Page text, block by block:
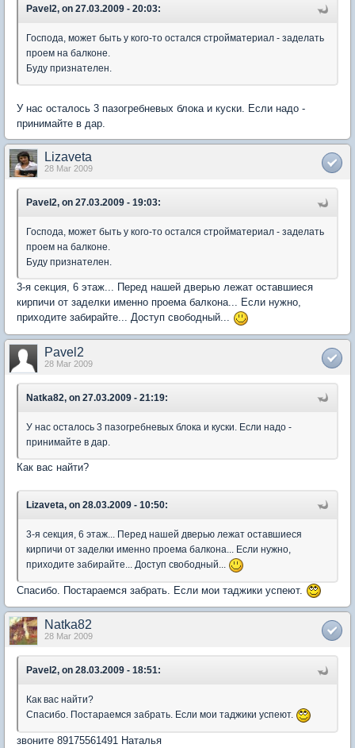
Pavel2, on 27.03.2009 - 20:03:
Господа, может быть у кого-то остался стройматериал - заделать
проем на балконе.
Буду признателен.
У нас осталось 3 пазогребневых блока и куски. Если надо -
принимайте в дар.
Lizaveta
28 Mar 2009
Pavel2, on 27.03.2009 - 19:03:
Господа, может быть у кого-то остался стройматериал - заделать
проем на балконе.
Буду признателен.
3-я секция, 6 этаж... Перед нашей дверью лежат оставшиеся
кирпичи от заделки именно проема балкона... Если нужно,
приходите забирайте... Доступ свободный...
Pavel2
28 Mar 2009
Natka82, on 27.03.2009 - 21:19:
У нас осталось 3 пазогребневых блока и куски. Если надо -
принимайте в дар.
Как вас найти?
Lizaveta, on 28.03.2009 - 10:50:
3-я секция, 6 этаж... Перед нашей дверью лежат оставшиеся
кирпичи от заделки именно проема балкона... Если нужно,
приходите забирайте... Доступ свободный...
Спасибо. Постараемся забрать. Если мои таджики успеют.
Natka82
28 Mar 2009
Pavel2, on 28.03.2009 - 18:51:
Как вас найти?
Спасибо. Постараемся забрать. Если мои таджики успеют.
звоните 89175561491 Наталья